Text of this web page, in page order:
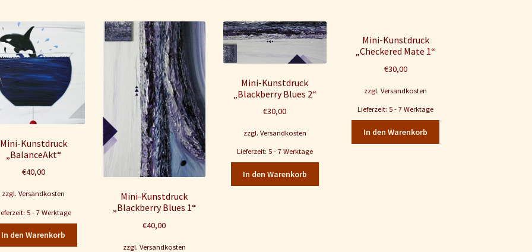
Mini-Kunstdruck
„BalanceAkt“
€40,00
zzgl.Versandkosten
5 - 7 Werktage
In den Warenkorb
Mini-Kunstdruck
„Blackberry Blues 1“
€40,00
zzgl. Versandkosten
Mini-Kunstdruck
„Blackberry Blues 2“
€30,00
zzgl. Versandkosten
Lieferzeit: 5 - 7 Werktage
In den Warenkorb
Mini-Kunstdruck
„Checkered Mate 1“
€30,00
zzgl.Versandkosten
Lieferzeit: 5 - 7 Werktage
In den Warenkorb